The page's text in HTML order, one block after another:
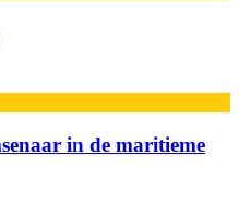
in de maritieme